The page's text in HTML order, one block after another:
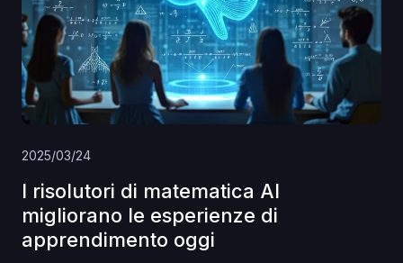
2025/03/24
I risolutori di matematica AI
migliorano le esperienze di
apprendimento oggi